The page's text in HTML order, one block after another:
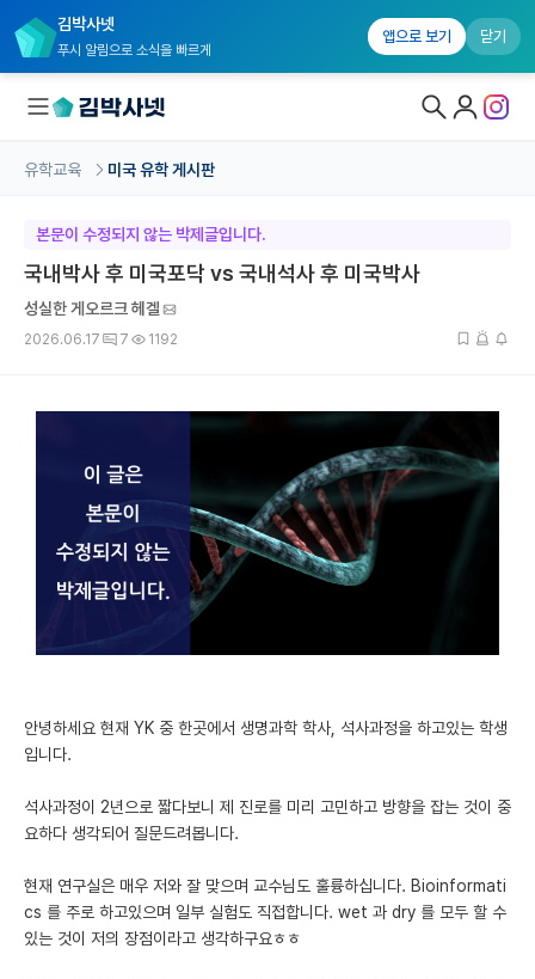
김박사넷
푸시 알림으로 소식을 빠르게
앱으로 보기 닫기
국내대학원 정보
연구실&오픈랩
커뮤니티
유학교육 홈
미국 유학 게시판
이벤트
이벤트
재팬라운지 🌸
유학교육 미국 유학 게시판
본문이 수정되지 않는 박제글입니다.
국내박사 후 미국포닥 vs 국내석사 후 미국박사
성실한 게오르크 헤겔
2026.06.17 7 1192
안녕하세요 현재 YK 중 한곳에서 생명과학 학사, 석사과정을 하고있는 학생
입니다.
석사과정이 2년으로 짧다보니 제 진로를 미리 고민하고 방향을 잡는 것이 중
요하다 생각되어 질문드려봅니다.
현재 연구실은 매우 저와 잘 맞으며 교수님도 훌륭하십니다. Bioinformati
cs 를 주로 하고있으며 일부 실험도 직접합니다. wet 과 dry 를 모두 할 수
있는 것이 저의 장점이라고 생각하구요ㅎㅎ